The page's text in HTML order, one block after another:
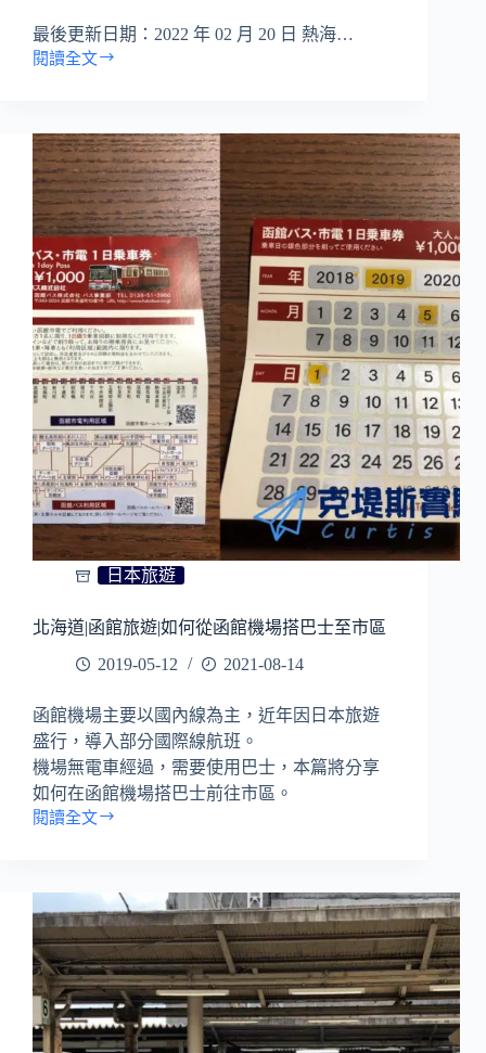
最後更新日期：2022 年 02 月 20 日 熱海…
閱讀全文
3
海
景
點
分
享-
熱
海
商
店
街、
來
宮
神
社、
熱
海
親
水
公
園
岡
熱
海
旅
遊
日本旅遊
北海道|函館旅遊|如何從函館機場搭巴士至市區
2019-05-12
2021-08-14
函館機場主要以國內線為主，近年因日本旅遊
盛行，導入部分國際線航班。
機場無電車經過，需要使用巴士，本篇將分享
如何在函館機場搭巴士前往市區。
閱讀全文
北
函
館
旅
遊|
如
何
從